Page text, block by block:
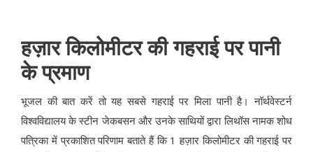
हज़ार किलोमीटर की गहराई पर पानी
के प्रमाण
भूजल की बात करें तो यह सबसे गहराई पर मिला पानी है। नॉर्थवेस्टर्न
विश्वविद्यालय के स्टीन जेकबसन और उनके साथियों द्वारा लिथॉस नामक शोध
पत्रिका में प्रकाशित परिणाम बताते हैं कि 1 हज़ार किलोमीटर की गहराई पर